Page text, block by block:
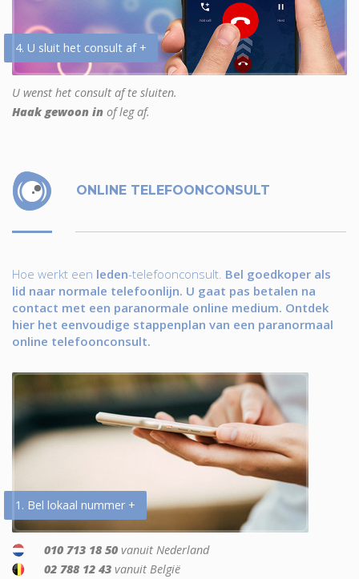
4. U sluit het consult af +
U wenst het consult af te sluiten.
Haak gewoon in of leg af.
ONLINE TELEFOONCONSULT
Hoe werkt een leden-telefoonconsult. Bel goedkoper als
lid naar normale telefoonlijn. U gaat pas betalen na
contact met een paranormale online medium. Ontdek
hier het eenvoudige stappenplan van een paranormaal
online telefoonconsult.
1. Bel lokaal nummer +
010 713 18 50 vanuit Nederland
02 788 12 43 vanuit België